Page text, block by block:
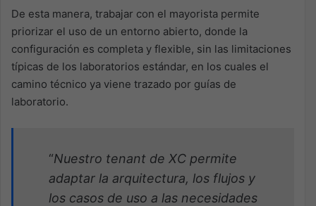
De esta manera, trabajar con el mayorista permite
priorizar el uso de un entorno abierto, donde la
configuración es completa y flexible, sin las limitaciones
típicas de los laboratorios estándar, en los cuales el
camino técnico ya viene trazado por guías de
laboratorio.
“Nuestro tenant de XC permite
adaptar la arquitectura, los flujos y
los casos de uso a las necesidades